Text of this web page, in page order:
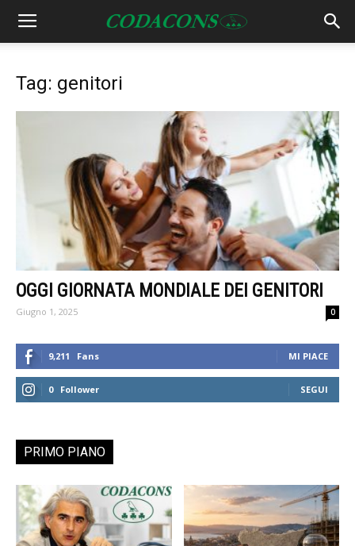
Tag: genitori
OGGI GIORNATA MONDIALE DEI GENITORI
Giugno 1, 2025 0
9,211 Fans MI PIACE
0 Follower SEGUI
PRIMO PIANO